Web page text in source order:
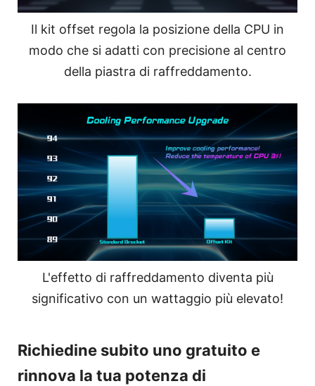
Il kit offset regola la posizione della CPU in
modo che si adatti con precisione al centro
della piastra di raffreddamento.
L'effetto di raffreddamento diventa più
significativo con un wattaggio più elevato!
Richiedine subito uno gratuito e
rinnova la tua potenza di